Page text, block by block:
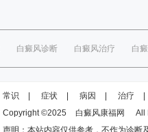
白癜风诊断 白癜风治疗 白
常识 症状 病因 治疗
Copyright ©2025
白癜风康福网
All
声明：本站内容仅供参考，不作为诊断